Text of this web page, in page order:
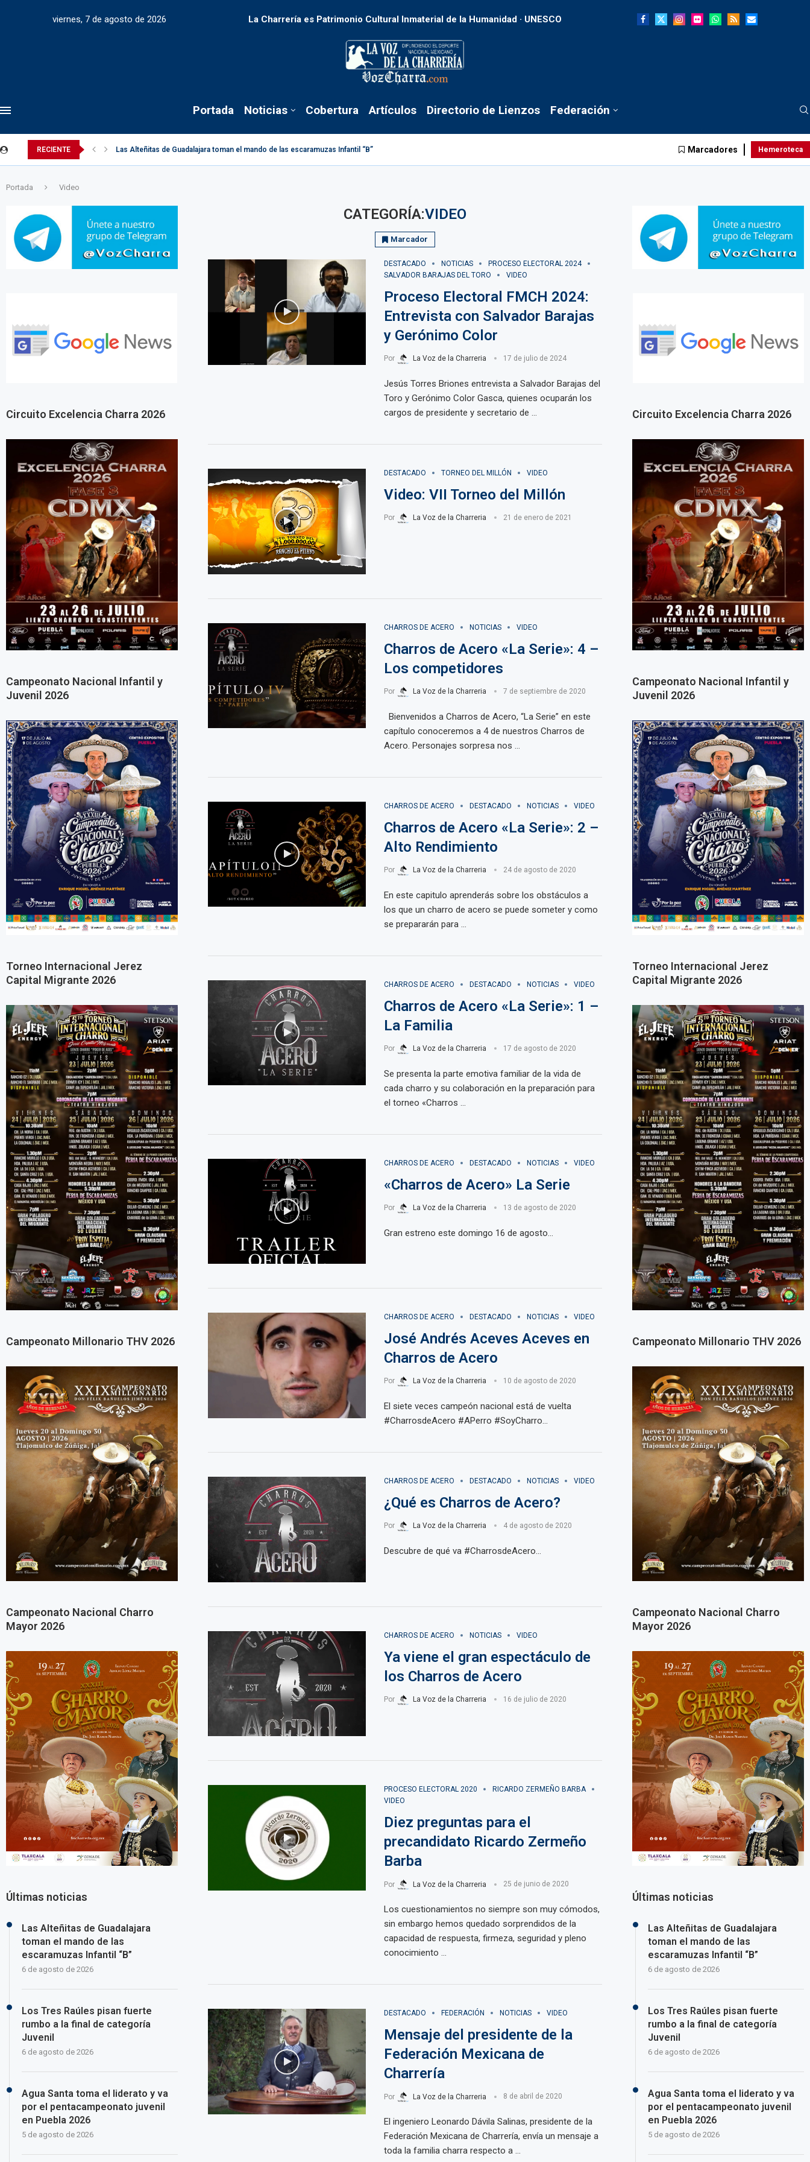
viernes, 7 de agosto de 2026 La Charrería es Patrimonio Cultural Inmaterial de la Humanidad · UNESCO
Portada Noticias Cobertura Artículos Directorio de Lienzos Federación
RECIENTE Las Alteñitas de Guadalajara toman el mando de las escaramuzas Infantil “B” Marcadores Hemeroteca
Portada Video
CATEGORÍA:VIDEO
Marcador
DESTACADO NOTICIAS
PROCESO ELECTORAL 2024
SALVADOR BARAJAS DEL TORO
VIDEO
Proceso Electoral FMCH 2024:
Entrevista con Salvador Barajas
y Gerónimo Color
Por La Voz de la Charreria 17 de julio de 2024
Jesús Torres Briones entrevista a Salvador Barajas del
Toro y Gerónimo Color Gasca, quienes ocuparán los
cargos de presidente y secretario de …
DESTACADO TORNEO DEL MILLÓN VIDEO
Video: VII Torneo del Millón
Por La Voz de la Charreria 21 de enero de 2021
CHARROS DE ACERO NOTICIAS VIDEO
Charros de Acero «La Serie»: 4 –
Los competidores
Por La Voz de la Charreria 7 de septiembre de 2020
Bienvenidos a Charros de Acero, “La Serie” en este
capítulo conoceremos a 4 de nuestros Charros de
Acero. Personajes sorpresa nos …
CHARROS DE ACERO DESTACADO NOTICIAS VIDEO
Charros de Acero «La Serie»: 2 –
Alto Rendimiento
Por La Voz de la Charreria 24 de agosto de 2020
En este capitulo aprenderás sobre los obstáculos a
los que un charro de acero se puede someter y como
se prepararán para …
CHARROS DE ACERO DESTACADO NOTICIAS VIDEO
Charros de Acero «La Serie»: 1 –
La Familia
Por La Voz de la Charreria 17 de agosto de 2020
Se presenta la parte emotiva familiar de la vida de
cada charro y su colaboración en la preparación para
el torneo «Charros …
CHARROS DE ACERO DESTACADO NOTICIAS VIDEO
«Charros de Acero» La Serie
Por La Voz de la Charreria 13 de agosto de 2020
Gran estreno este domingo 16 de agosto…
CHARROS DE ACERO DESTACADO NOTICIAS VIDEO
José Andrés Aceves Aceves en
Charros de Acero
Por La Voz de la Charreria 10 de agosto de 2020
El siete veces campeón nacional está de vuelta
#CharrosdeAcero #APerro #SoyCharro…
CHARROS DE ACERO DESTACADO NOTICIAS VIDEO
¿Qué es Charros de Acero?
Por La Voz de la Charreria 4 de agosto de 2020
Descubre de qué va #CharrosdeAcero…
CHARROS DE ACERO NOTICIAS VIDEO
Ya viene el gran espectáculo de
los Charros de Acero
Por La Voz de la Charreria 16 de julio de 2020
PROCESO ELECTORAL 2020
RICARDO ZERMEÑO BARBA
VIDEO
Diez preguntas para el
precandidato Ricardo Zermeño
Barba
Por La Voz de la Charreria 25 de junio de 2020
Los cuestionamientos no siempre son muy cómodos,
sin embargo hemos quedado sorprendidos de la
capacidad de respuesta, firmeza, seguridad y pleno
conocimiento …
DESTACADO FEDERACIÓN NOTICIAS VIDEO
Mensaje del presidente de la
Federación Mexicana de
Charrería
Por La Voz de la Charreria 8 de abril de 2020
El ingeniero Leonardo Dávila Salinas, presidente de la
Federación Mexicana de Charrería, envía un mensaje a
toda la familia charra respecto a …
Circuito Excelencia Charra 2026
Campeonato Nacional Infantil y
Juvenil 2026
Torneo Internacional Jerez
Capital Migrante 2026
Campeonato Millonario THV 2026
Campeonato Nacional Charro
Mayor 2026
Últimas noticias
Las Alteñitas de Guadalajara
toman el mando de las
escaramuzas Infantil “B”
6 de agosto de 2026
Los Tres Raúles pisan fuerte
rumbo a la final de categoría
Juvenil
6 de agosto de 2026
Agua Santa toma el liderato y va
por el pentacampeonato juvenil
en Puebla 2026
5 de agosto de 2026
Circuito Excelencia Charra 2026
Campeonato Nacional Infantil y
Juvenil 2026
Torneo Internacional Jerez
Capital Migrante 2026
Campeonato Millonario THV 2026
Campeonato Nacional Charro
Mayor 2026
Últimas noticias
Las Alteñitas de Guadalajara
toman el mando de las
escaramuzas Infantil “B”
6 de agosto de 2026
Los Tres Raúles pisan fuerte
rumbo a la final de categoría
Juvenil
6 de agosto de 2026
Agua Santa toma el liderato y va
por el pentacampeonato juvenil
en Puebla 2026
5 de agosto de 2026